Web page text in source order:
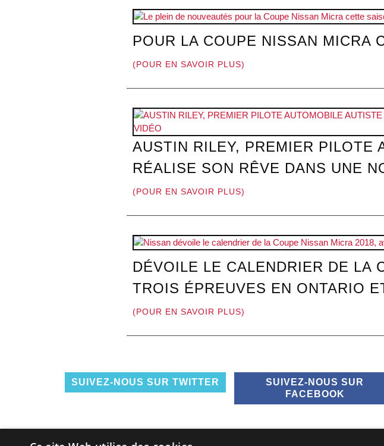
POUR LA COUPE NISSAN MICRA
(POUR EN SAVOIR PLUS)
AUSTIN RILEY, PREMIER PILOTE
RÉALISE SON RÊVE DANS UNE
(POUR EN SAVOIR PLUS)
DÉVOILE LE CALENDRIER DE LA
TROIS ÉPREUVES EN ONTARIO
(POUR EN SAVOIR PLUS)
SUIVEZ-NOUS SUR TWITTER
SUIVEZ-NOUS SUR
FACEBOOK